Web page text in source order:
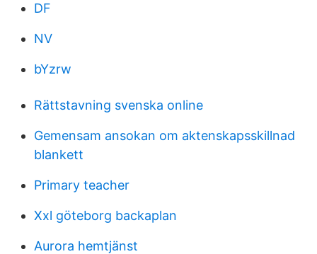
DF
NV
bYzrw
Rättstavning svenska online
Gemensam ansokan om aktenskapsskillnad
blankett
Primary teacher
Xxl göteborg backaplan
Aurora hemtjänst